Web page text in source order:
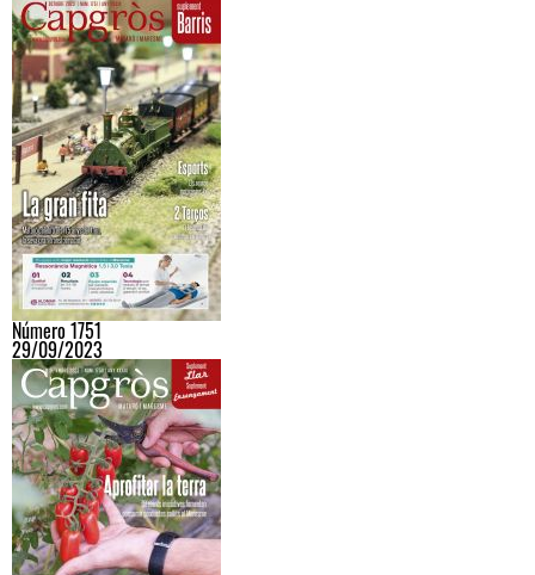
Número 1751
29/09/2023